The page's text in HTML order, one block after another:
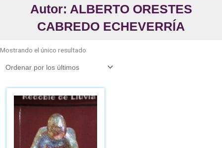
Autor: ALBERTO ORESTES
CABREDO ECHEVERRÍA
Mostrando el único resultado